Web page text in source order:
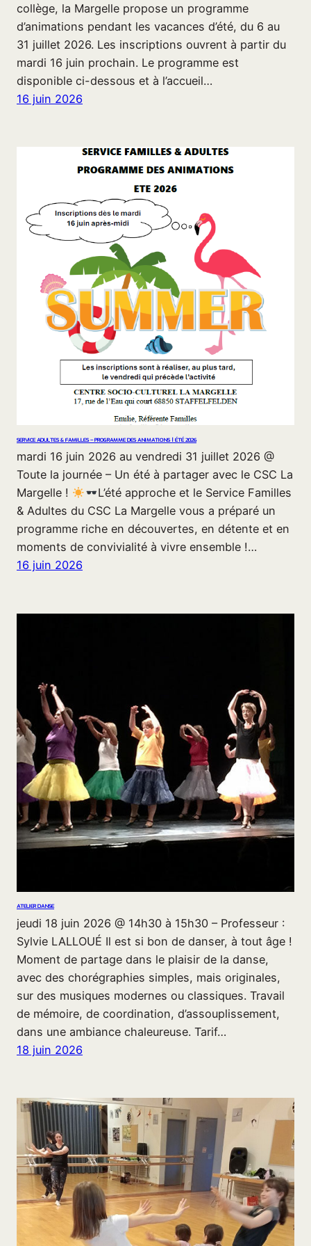
collège, la Margelle propose un programme
d’animations pendant les vacances d’été, du 6 au
31 juillet 2026. Les inscriptions ouvrent à partir du
mardi 16 juin prochain. Le programme est
disponible ci-dessous et à l’accueil…
16 juin 2026
SERVICE ADULTES & FAMILLES – PROGRAMME DES ANIMATIONS | ÉTÉ 2026
mardi 16 juin 2026 au vendredi 31 juillet 2026 @
Toute la journée – Un été à partager avec le CSC La
Margelle !
L’été approche et le Service Familles
& Adultes du CSC La Margelle vous a préparé un
programme riche en découvertes, en détente et en
moments de convivialité à vivre ensemble !…
16 juin 2026
ATELIER DANSE
jeudi 18 juin 2026 @ 14h30 à 15h30 – Professeur :
Sylvie LALLOUÉ Il est si bon de danser, à tout âge !
Moment de partage dans le plaisir de la danse,
avec des chorégraphies simples, mais originales,
sur des musiques modernes ou classiques. Travail
de mémoire, de coordination, d’assouplissement,
dans une ambiance chaleureuse. Tarif…
18 juin 2026